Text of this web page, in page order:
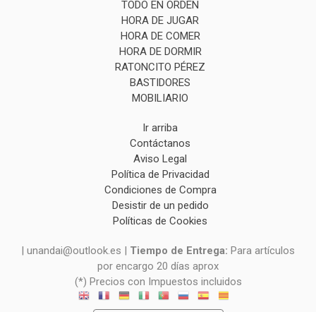
TODO EN ORDEN
HORA DE JUGAR
HORA DE COMER
HORA DE DORMIR
RATONCITO PÉREZ
BASTIDORES
MOBILIARIO
Ir arriba
Contáctanos
Aviso Legal
Política de Privacidad
Condiciones de Compra
Desistir de un pedido
Políticas de Cookies
| unandai@outlook.es | Tiempo de Entrega: Para artículos
por encargo 20 días aprox
(*) Precios con Impuestos incluidos